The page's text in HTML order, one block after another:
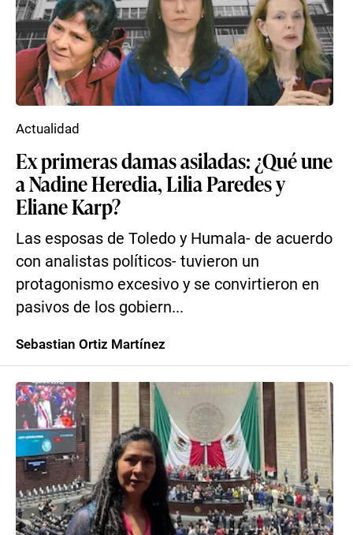
Ex primeras damas asiladas: ¿Qué une
a Nadine Heredia, Lilia Paredes y
Eliane Karp?
Las esposas de Toledo y Humala- de acuerdo
con analistas políticos- tuvieron un
protagonismo excesivo y se convirtieron en
pasivos de los gobiern...
Actualidad
Sebastian Ortiz Martínez